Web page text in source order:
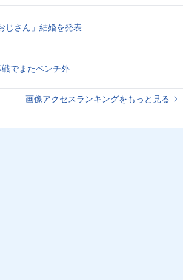
じさん」結婚を発表
でまたベンチ外
画像アクセスランキングをもっと見る